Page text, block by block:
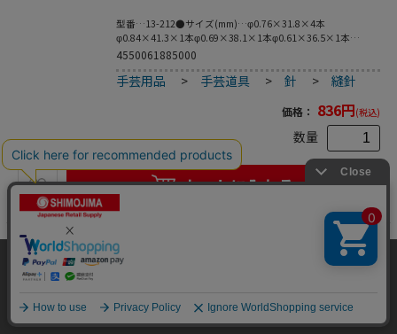
当サイトはクッキー（Cookie）を使用しています。Cookieの使用に同意いた
だける場合は「OK」をクリックしてください。
OK
型番…13-212●サイズ(mm)…φ0.76×31.8×4本
φ0.84×41.3×1本φ0.69×38.1×1本φ0.61×36.5×1本
φ0.84×51.5×3本φ0.56×54.5×3本φ0.71×39.4×3本
きる便利なケース●各ポケットにふたが付いているので、針
4550061885000
手芸用品 > 手芸道具 >針 >縫針
価格： 836円(税込)
数量
カートに入れる
36
2個) 1個（ご注文単位1個）【直送品】